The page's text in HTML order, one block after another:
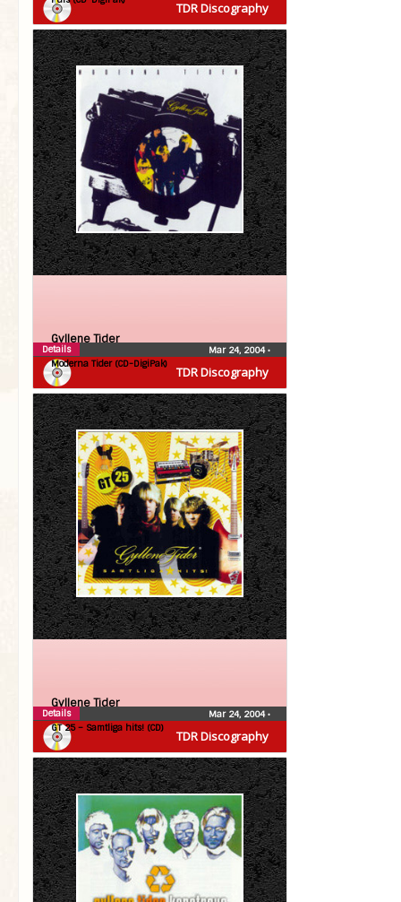
TDR Discography
TDR Discography
Gyllene Tider
Moderna Tider (CD-DigiPak)
Mar 24, 2004•
Details
TDR Discography
Gyllene Tider
GT 25 – Samtliga hits! (CD)
Mar 24, 2004•
Details